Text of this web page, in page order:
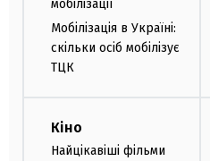
мобілізації
Мобілізація в Україні:
скільки осіб мобілізує
ТЦК
Кіно
Найцікавіші фільми